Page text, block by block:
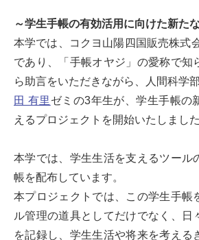
～学生手帳の有効活用に向けた新た
本学では、コクヨ山陽四国販売株式
であり、「手帳オヤジ」の愛称で知
ら助言をいただきながら、人間科学
田 有里 ゼミの3年生が、学生手帳の
えるプロジェクトを開始いたしました
本学では、学生生活を支えるツール
帳を配布しています。
本プロジェクトでは、この学生手帳
ル管理の道具としてだけでなく、日
を記録し、学生生活や将来を考える